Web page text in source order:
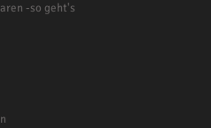
-so geht's